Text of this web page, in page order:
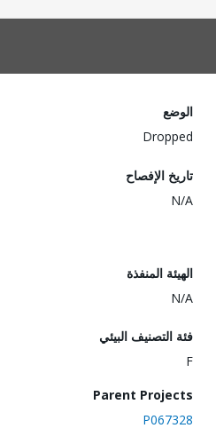
الوضع
Dropped
تاريخ الإفصاح
N/A
الهيئة المنفذة
N/A
فئة التصنيف البيئي
F
Parent Projects
P067328